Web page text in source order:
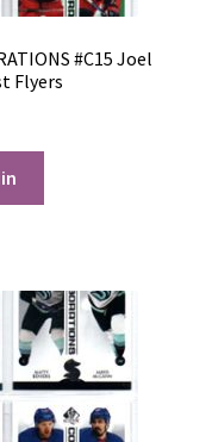
#C15 Joel
Flyers